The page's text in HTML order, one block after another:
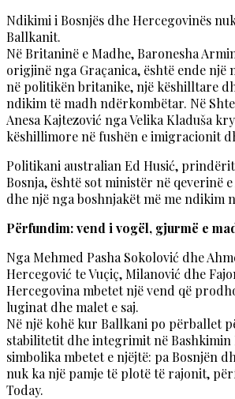
Ndikimi i Bosnjës dhe Hercegovinës
Ballkanit.
Në Britaninë e Madhe, Baronesha
origjinë nga Graçanica, është ende një
në politikën britanike, një këshilltare
ndikim të madh ndërkombëtar. Në
Anesa Kajtezović nga Velika Kladuša
këshillimore në fushën e imigracionit
Politikani australian Ed Husić,
Bosnja, është sot ministër në qeverinë
dhe një nga boshnjakët më me ndikim
Përfundim: vend i vogël, gjurmë e
Nga Mehmed Pasha Sokolović dhe
Hercegović te Vuçiç, Milanović dhe
Hercegovina mbetet një vend që
luginat dhe malet e saj.
Në një kohë kur Ballkani po përballet
stabilitetit dhe integrimit në Bashkimin
simbolika mbetet e njëjtë: pa Bosnjën
nuk ka një pamje të plotë të rajonit,
Today.